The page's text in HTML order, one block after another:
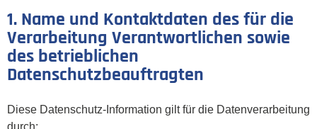
1. Name und Kontaktdaten des für die
Verarbeitung Verantwortlichen sowie
des betrieblichen
Datenschutzbeauftragten
Diese Datenschutz-Information gilt für die Datenverarbeitung
durch: